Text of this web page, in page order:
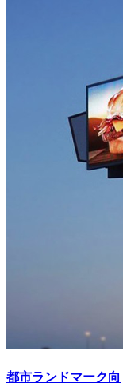
都市ランドマーク向